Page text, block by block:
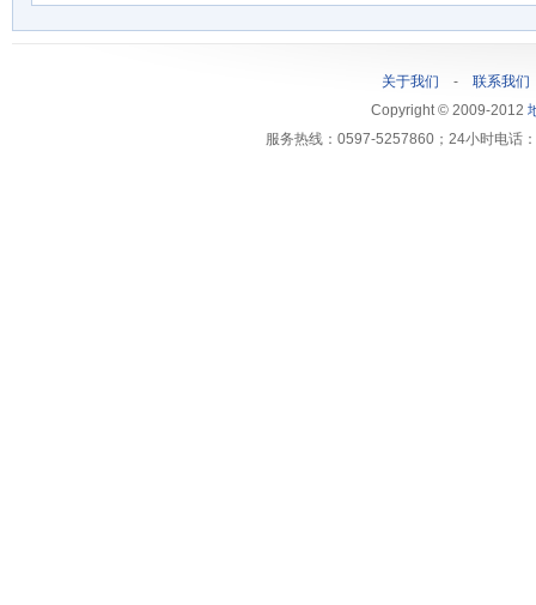
关于我们 - 联系我们
Copyright © 2009-2012
服务热线：0597-5257860；24小时电